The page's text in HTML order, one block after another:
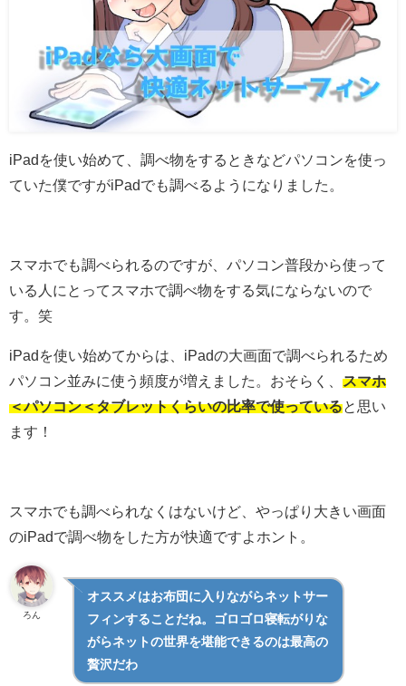
iPadを使い始めて、調べ物をするときなどパソコンを使っ
ていた僕ですがiPadでも調べるようになりました。
スマホでも調べられるのですが、パソコン普段から使って
いる人にとってスマホで調べ物をする気にならないので
す。笑
iPadを使い始めてからは、iPadの大画面で調べられるため
パソコン並みに使う頻度が増えました。おそらく、 スマホ
＜パソコン＜タブレットくらいの比率で使っていると思い
ます！
スマホでも調べられなくはないけど、やっぱり大きい画面
のiPadで調べ物をした方が快適ですよホント。
ろん
オススメはお布団に入りながらネットサー
フィンすることだね。ゴロゴロ寝転がりな
がらネットの世界を堪能できるのは最高の
贅沢だわ